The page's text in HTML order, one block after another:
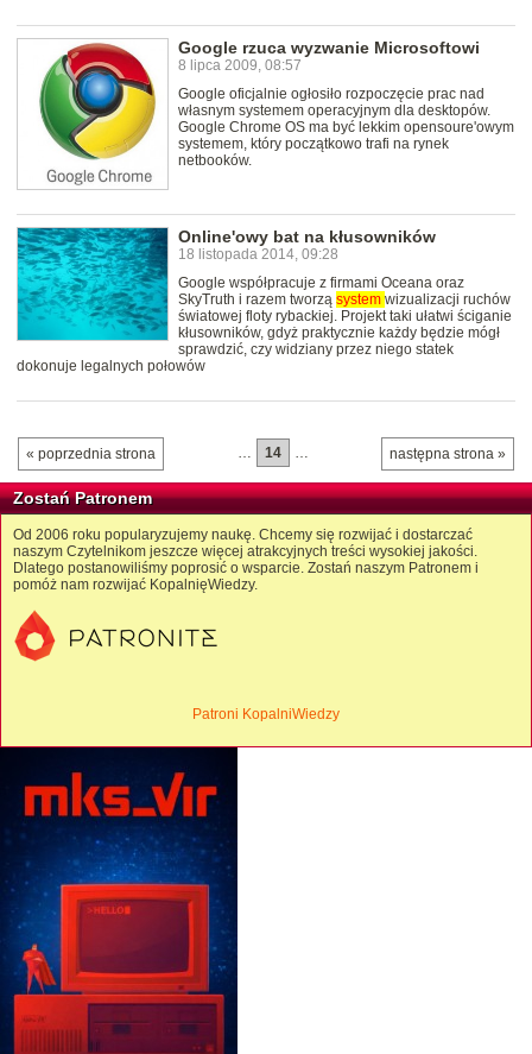
Google rzuca wyzwanie Microsoftowi
8 lipca 2009, 08:57
Google oficjalnie ogłosiło rozpoczęcie prac nad
własnym systemem operacyjnym dla desktopów.
Google Chrome OS ma być lekkim opensoure'owym
systemem, który początkowo trafi na rynek
netbooków.
Online'owy bat na kłusowników
18 listopada 2014, 09:28
Google współpracuje z firmami Oceana oraz
SkyTruth i razem tworzą system wizualizacji ruchów
światowej floty rybackiej. Projekt taki ułatwi ściganie
kłusowników, gdyż praktycznie każdy będzie mógł
sprawdzić, czy widziany przez niego statek
dokonuje legalnych połowów
« poprzednia strona następna strona »
14
Zostań Patronem
Od 2006 roku popularyzujemy naukę. Chcemy się rozwijać i dostarczać
naszym Czytelnikom jeszcze więcej atrakcyjnych treści wysokiej jakości.
Dlatego postanowiliśmy poprosić o wsparcie. Zostań naszym Patronem i
pomóż nam rozwijać KopalnięWiedzy.
Patroni KopalniWiedzy